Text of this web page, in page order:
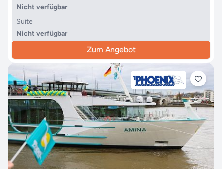
Nicht verfügbar
Suite
Nicht verfügbar
Zum Angebot